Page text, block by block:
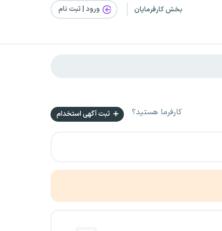
بخش کارفرمایان ورود | ثبت‌ نام
کارفرما هستید؟ ثبت آگهی استخدام